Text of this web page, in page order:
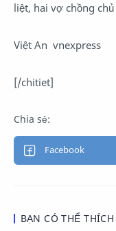
liệt, hai vợ chồng
Việt An vnexpress
[/chitiet]
BẠN CÓ THỂ